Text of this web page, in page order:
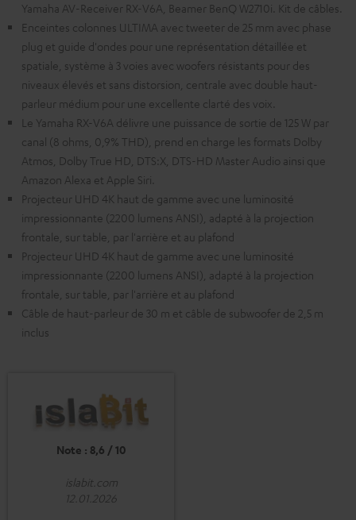
Yamaha AV-Receiver RX-V6A, Beamer BenQ W2710i. Kit de câbles.
Enceintes colonnes ULTIMA avec tweeter de 25 mm avec phase
plug et guide d'ondes pour une représentation détaillée et
spatiale, système à 3 voies avec woofers résistants pour des
niveaux élevés et sans distorsion, centrale avec double haut-
parleur médium pour une excellente clarté des voix.
Le Yamaha RX-V6A délivre une puissance de sortie de 125 W par
canal (8 ohms, 0,9% THD), prend en charge les formats Dolby
Atmos, Dolby True HD, DTS:X, DTS-HD Master Audio ainsi que
Amazon Alexa et Apple Siri.
Projecteur UHD 4K haut de gamme avec une luminosité
impressionnante (2200 lumens ANSI), adapté à la projection
frontale, sur table, par l'arrière et au plafond
Projecteur UHD 4K haut de gamme avec une luminosité
impressionnante (2200 lumens ANSI), adapté à la projection
frontale, sur table, par l'arrière et au plafond
Câble de haut-parleur de 30 m et câble de subwoofer de 2,5 m
inclus
Note : 8,6 / 10
islabit.com
12.01.2026